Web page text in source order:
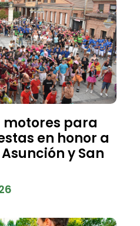
para
en honor a
y San